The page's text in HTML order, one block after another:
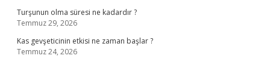
Turşunun olma süresi ne kadardır ?
Temmuz 29, 2026
Kas gevşeticinin etkisi ne zaman başlar ?
Temmuz 24, 2026